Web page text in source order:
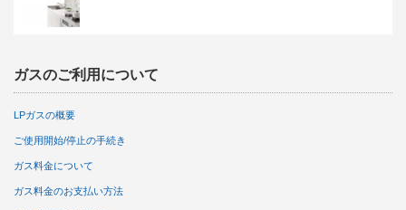
ガスのご利用について
LPガスの概要
ご使用開始/停止の手続き
ガス料金について
ガス料金のお支払い方法